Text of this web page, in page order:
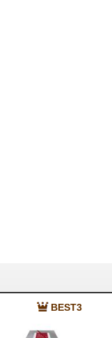
BEST3